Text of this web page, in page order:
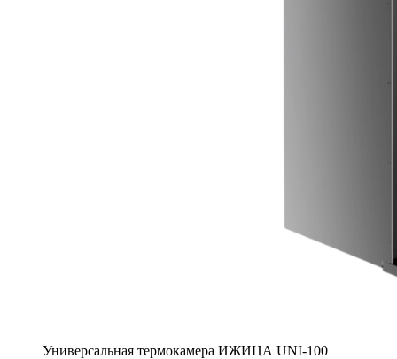
Универсальная термокамера ИЖИЦА UNI-100